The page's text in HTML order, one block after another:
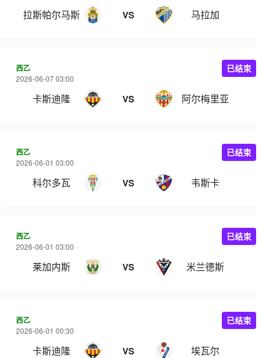
拉斯帕尔马斯 VS 马拉加
西乙
2026-06-07 03:00
卡斯迪隆 VS 阿尔梅里亚
已结束
西乙
2026-06-01 03:00
科尔多瓦 VS 韦斯卡
已结束
西乙
2026-06-01 03:00
莱加内斯 VS 米兰德斯
已结束
西乙
2026-06-01 00:30
卡斯迪隆 VS 埃瓦尔
已结束